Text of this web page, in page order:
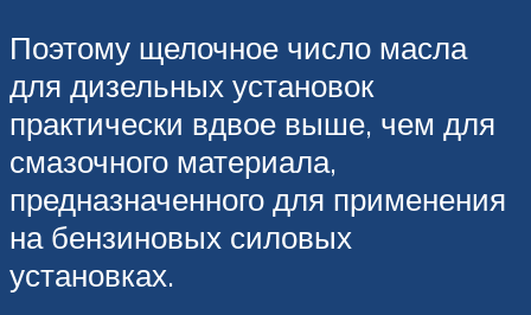
Поэтому щелочное число масла
для дизельных установок
практически вдвое выше, чем для
смазочного материала,
предназначенного для применения
на бензиновых силовых
установках.